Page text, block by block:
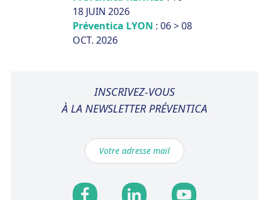
18 JUIN 2026
Préventica LYON : 06 > 08
OCT. 2026
INSCRIVEZ-VOUS
À LA NEWSLETTER PRÉVENTICA